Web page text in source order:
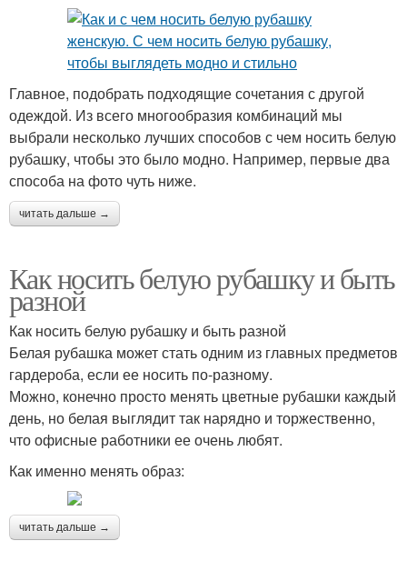
Главное, подобрать подходящие сочетания с другой
одеждой. Из всего многообразия комбинаций мы
выбрали несколько лучших способов с чем носить белую
рубашку, чтобы это было модно. Например, первые два
способа на фото чуть ниже.
читать дальше →
Как носить белую рубашку и быть
разной
Как носить белую рубашку и быть разной
Белая рубашка может стать одним из главных предметов
гардероба, если ее носить по-разному.
Можно, конечно просто менять цветные рубашки каждый
день, но белая выглядит так нарядно и торжественно,
что офисные работники ее очень любят.
Как именно менять образ:
читать дальше →